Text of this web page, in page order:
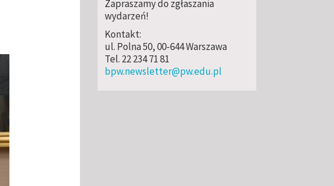
Zapraszamy do zgłaszania
wydarzeń!
Kontakt:
ul. Polna 50, 00-644 Warszawa
Tel. 22 234 71 81
bpw.newsletter@pw.edu.pl